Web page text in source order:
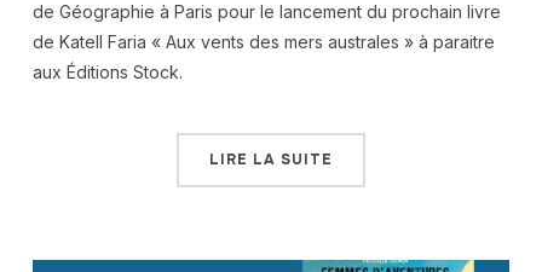
de Géographie à Paris pour le lancement du prochain livre
de Katell Faria « Aux vents des mers australes » à paraitre
aux Éditions Stock.
LIRE LA SUITE